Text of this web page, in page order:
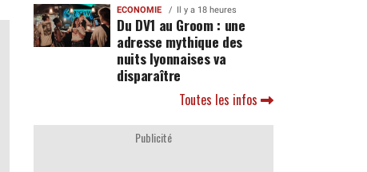
ECONOMIE Il y a 18 heures
Du DV1 au Groom : une
adresse mythique des
nuits lyonnaises va
disparaître
Toutes les infos
Publicité